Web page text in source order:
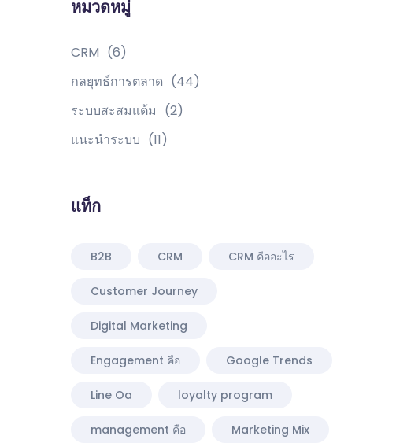
หมวดหมู่
CRM (6)
กลยุทธ์การตลาด (44)
ระบบสะสมแต้ม (2)
แนะนำระบบ (11)
แท็ก
B2B CRM CRM คืออะไร
Customer Journey
Digital Marketing
Engagement คือ Google Trends
Line Oa loyalty program
management คือ Marketing Mix